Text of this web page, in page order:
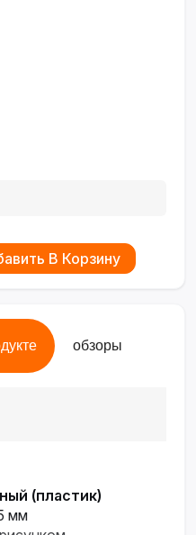
В Корзину
обзоры
(пластик)
мм